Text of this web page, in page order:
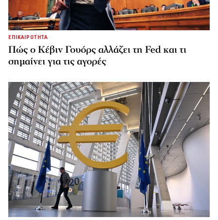
ΕΠΙΚΑΙΡΟΤΗΤΑ
Πώς ο Κέβιν Γουόρς αλλάζει τη Fed και τι
σημαίνει για τις αγορές